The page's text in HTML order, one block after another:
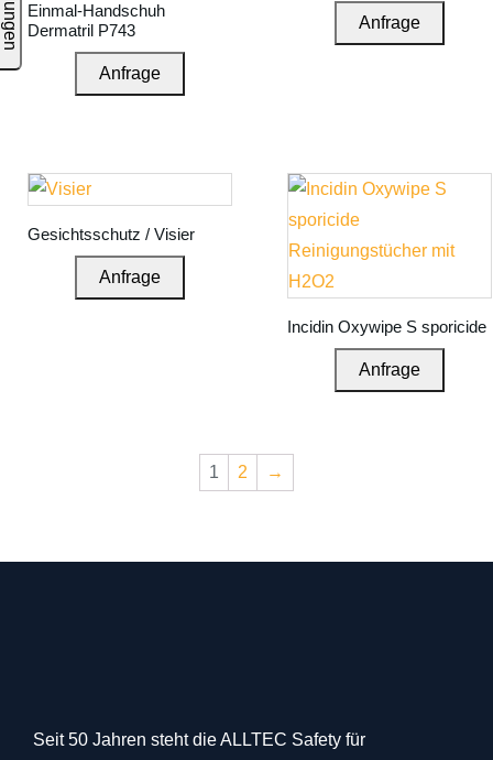
Einmal-Handschuh
Dermatril P743
Anfrage
Anfrage
Gesichtsschutz / Visier
Anfrage
Incidin Oxywipe S sporicide
Anfrage
1 2 →
Seit 50 Jahren steht die ALLTEC Safety für